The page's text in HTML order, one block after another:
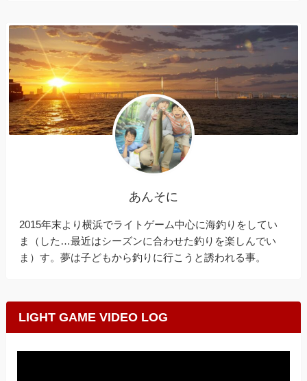
あんそに
2015年末より横浜でライトゲーム中心に海釣りをしてい
ま（した…最近はシーズンに合わせた釣りを楽しんでい
ま）す。夢は子どもから釣りに行こうと誘われる事。
LIGHT GAME VIDEO LOG